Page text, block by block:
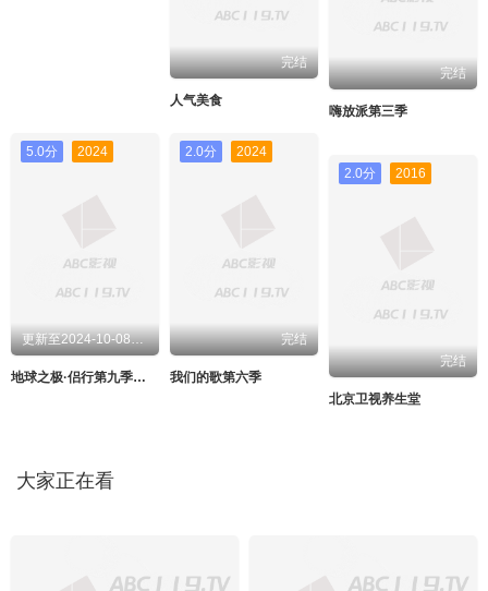
完结
人气美食
完结
嗨放派第三季
5.0分 2024
更新至2024-10-08期期
地球之极·侣行第九季上篇
2.0分 2024
完结
我们的歌第六季
2.0分 2016
完结
北京卫视养生堂
大家正在看